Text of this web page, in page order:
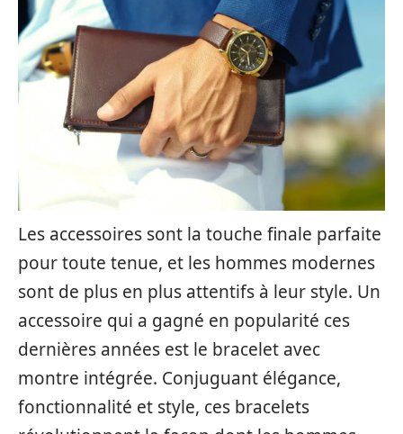
Les accessoires sont la touche finale parfaite
pour toute tenue, et les hommes modernes
sont de plus en plus attentifs à leur style. Un
accessoire qui a gagné en popularité ces
dernières années est le bracelet avec
montre intégrée. Conjuguant élégance,
fonctionnalité et style, ces bracelets